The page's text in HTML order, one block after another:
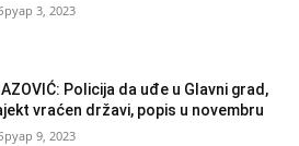
3, 2023
Policija da uđe u Glavni grad,
vraćen državi, popis u novembru
9, 2023